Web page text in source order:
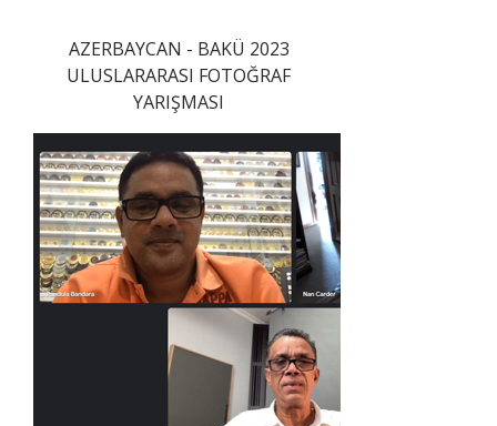
AZERBAYCAN - BAKÜ 2023
ULUSLARARASI FOTOĞRAF
YARIŞMASI